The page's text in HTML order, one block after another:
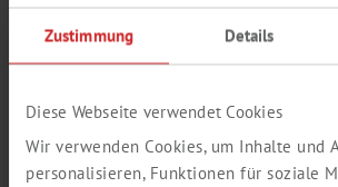
Zustimmung Details
Diese Webseite verwendet Cookies
Wir verwenden Cookies, um Inhalte und
personalisieren, Funktionen für soziale
Länge mm